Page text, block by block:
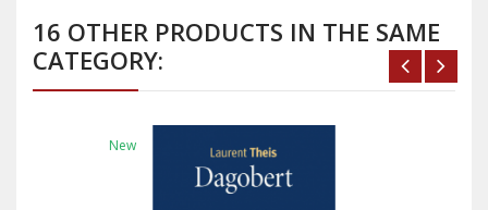
16 OTHER PRODUCTS IN THE SAME
CATEGORY:
New